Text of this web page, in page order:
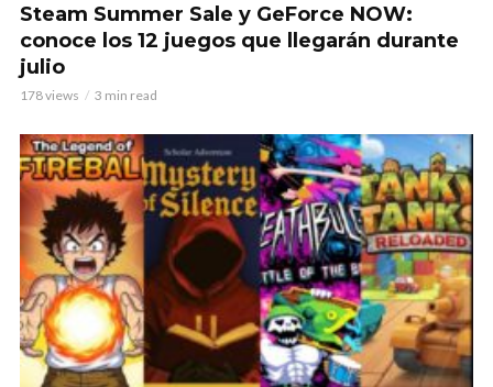
Steam Summer Sale y GeForce NOW:
conoce los 12 juegos que llegarán durante
julio
178 views 3 min read